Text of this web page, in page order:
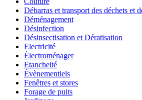
Débarras et transport des déchets et
Déménagement
Désinfection
Désinsectisation et Dératisation
Electricité
Électroménager
Etancheité
Évènementiels
Fenêtres et stores
Forage de puits